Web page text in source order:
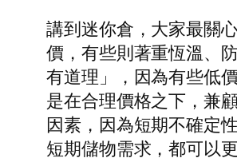
講到迷你倉，大家最關
價，有些則著重恆溫、
有道理」，因為有些低
是在合理價格之下，兼
因素，因為短期不確定
短期儲物需求，都可以